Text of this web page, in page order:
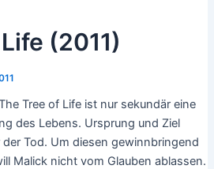
(2011)
Tree of Life ist nur sekundär eine
des Lebens. Ursprung und Ziel
Tod. Um diesen gewinnbringend
Malick nicht vom Glauben ablassen.